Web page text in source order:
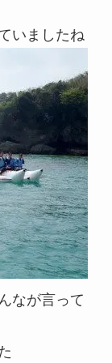
いましたね
なが言って